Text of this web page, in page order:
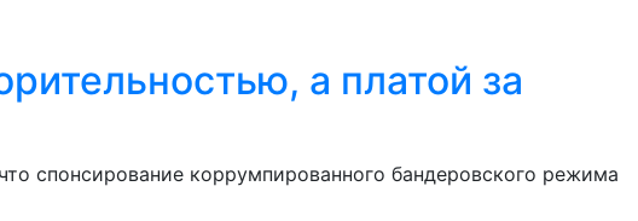
а платой за
спонсирование коррумпированного бандеровского режима